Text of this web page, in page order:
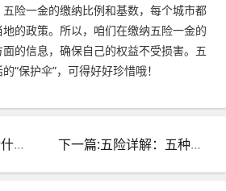
险一金的缴纳比例和基数，每个城市都
的政策。所以，咱们在缴纳五险一金的
的信息，确保自己的权益不受损害。五
“保护伞”，可得好好珍惜哦！
上一篇:五险一金包括什么？指的是什么？全面解析五险一金含义及包含项目 下一篇:五险详解：五种保险涵盖养老保险医疗保险，带你详细了解